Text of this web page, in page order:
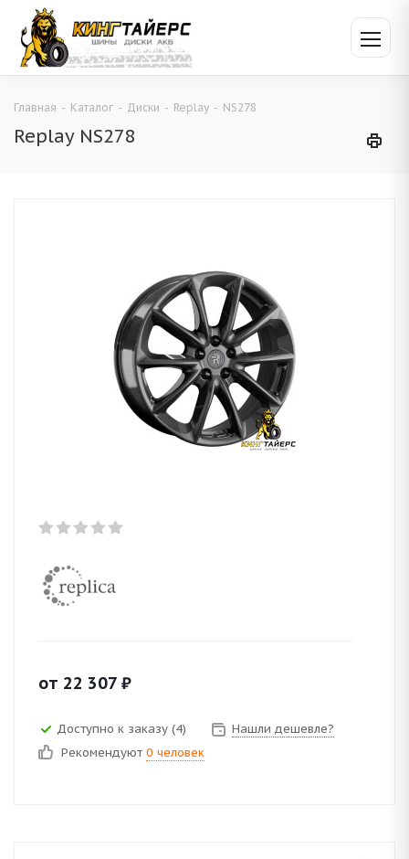
Главная - Каталог - Диски - Replay - NS278
Replay NS278
от 22 307 ₽
Доступно к заказу (4)
Нашли дешевле?
Рекомендуют 0 человек